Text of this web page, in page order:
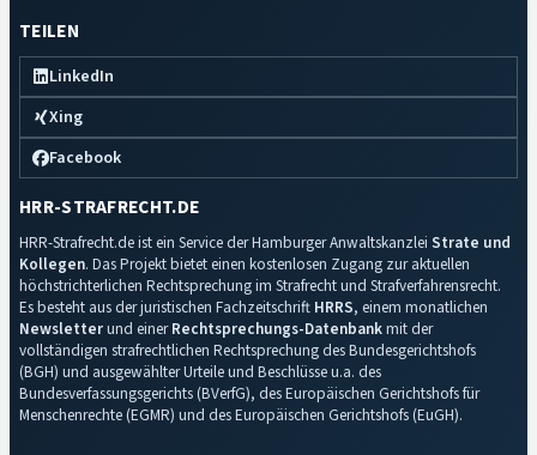
TEILEN
LinkedIn
Xing
Facebook
HRR-STRAFRECHT.DE
HRR-Strafrecht.de ist ein Service der Hamburger Anwaltskanzlei Strate und
Kollegen. Das Projekt bietet einen kostenlosen Zugang zur aktuellen
höchstrichterlichen Rechtsprechung im Strafrecht und Strafverfahrensrecht.
Es besteht aus der juristischen Fachzeitschrift HRRS, einem monatlichen
Newsletterund einerRechtsprechungs-Datenbankmit der
vollständigen strafrechtlichen Rechtsprechung des Bundesgerichtshofs
(BGH) und ausgewählter Urteile und Beschlüsse u.a. des
Bundesverfassungsgerichts (BVerfG), des Europäischen Gerichtshofs für
Menschenrechte (EGMR) und des Europäischen Gerichtshofs (EuGH).